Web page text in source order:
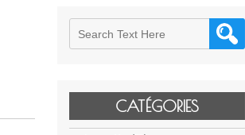
CATÉGORIES